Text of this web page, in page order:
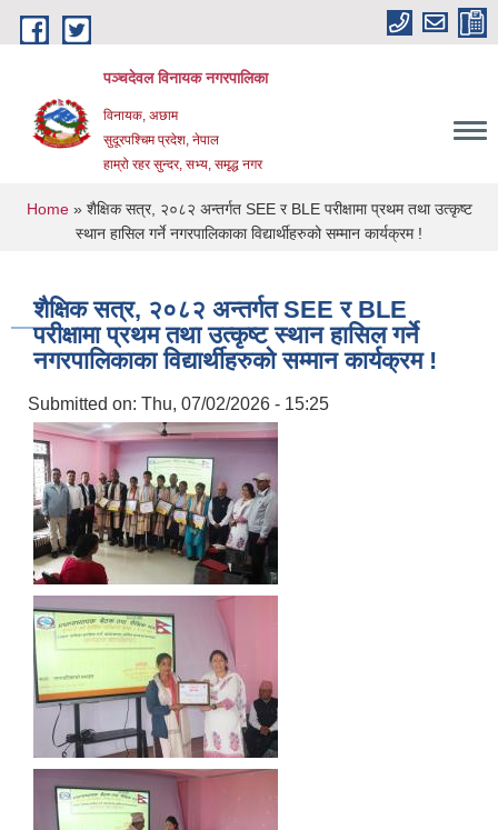
Skip to main content
पञ्चदेवल विनायक नगरपालिका
विनायक, अछाम
सुदूरपश्चिम प्रदेश, नेपाल
हाम्रो रहर सुन्दर, सभ्य, समृद्ध नगर
You are here
Home» शैक्षिक सत्र, २०८२ अन्तर्गत SEE र BLE परीक्षामा प्रथम तथा उत्कृष्ट
स्थान हासिल गर्ने नगरपालिकाका विद्यार्थीहरुको सम्मान कार्यक्रम !
शैक्षिक सत्र, २०८२ अन्तर्गत SEE र BLE
परीक्षामा प्रथम तथा उत्कृष्ट स्थान हासिल गर्ने
नगरपालिकाका विद्यार्थीहरुको सम्मान कार्यक्रम !
Submitted on: Thu, 07/02/2026 - 15:25